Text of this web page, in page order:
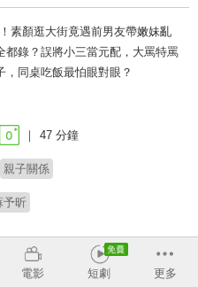
素顏逛大街竟遇前男友帶嫩妹亂
都錄？誤將小三當元配，大罵特罵
同桌吃飯最怕眼對眼？
47 分鐘
親子關係
予昕
電影 短劇 更多